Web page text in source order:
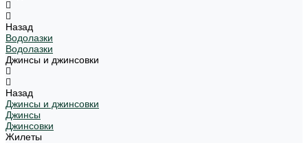
Назад
Водолазки
Водолазки
Джинсы и джинсовки
Назад
Джинсы и джинсовки
Джинсы
Джинсовки
Жилеты